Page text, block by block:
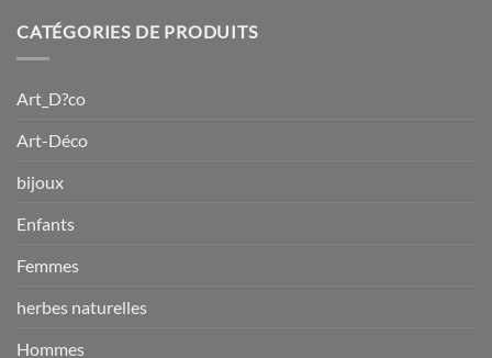
était : est :
CATÉGORIES DE PRODUITS
Art_D?co
Art-Déco
bijoux
Enfants
Femmes
herbes naturelles
Hommes